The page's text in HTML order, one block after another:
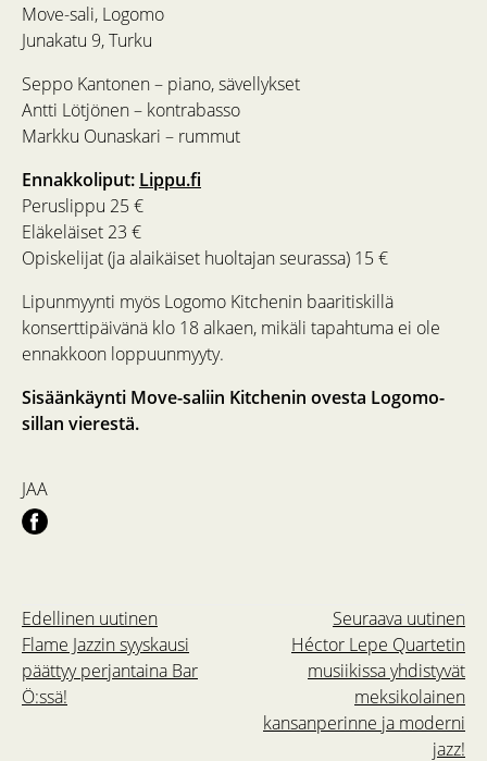
Move-sali, Logomo
Junakatu 9, Turku
Seppo Kantonen – piano, sävellykset
Antti Lötjönen – kontrabasso
Markku Ounaskari – rummut
Ennakkoliput: Lippu.fi
Peruslippu 25 €
Eläkeläiset 23 €
Opiskelijat (ja alaikäiset huoltajan seurassa) 15 €
Lipunmyynti myös Logomo Kitchenin baaritiskillä
konserttipäivänä klo 18 alkaen, mikäli tapahtuma ei ole
ennakkoon loppuunmyyty.
Sisäänkäynti Move-saliin Kitchenin ovesta Logomo-
sillan vierestä.
JAA
Seuraava uutinen
Héctor Lepe Quartetin
musiikissa yhdistyvät
meksikolainen
kansanperinne ja moderni
jazz!
Edellinen uutinen
Flame Jazzin syyskausi
päättyy perjantaina Bar
Ö:ssä!